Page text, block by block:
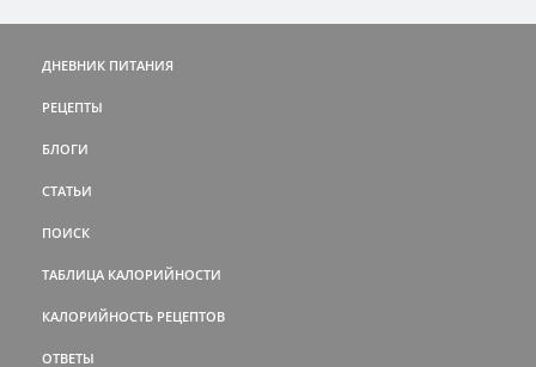
ДНЕВНИК ПИТАНИЯ
РЕЦЕПТЫ
БЛОГИ
СТАТЬИ
ПОИСК
ТАБЛИЦА КАЛОРИЙНОСТИ
КАЛОРИЙНОСТЬ РЕЦЕПТОВ
ОТВЕТЫ